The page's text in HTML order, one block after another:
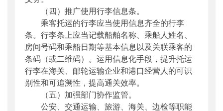
（四）推广使用行李信息条。
乘客托运的行李应当使用信息齐全的行李
条。行李条上应当记载船舶名称、乘船人姓名、
房间号码和乘船日期等基本信息以及关联乘客的
条码（或二维码）。运用信息化手段，提升托运
行李在海关、邮轮运输企业和港口经营人的可识
别性和可追溯性，提高通关效率。
（五）加强部门协作监管。
公安、交通运输、旅游、海关、边检等职能